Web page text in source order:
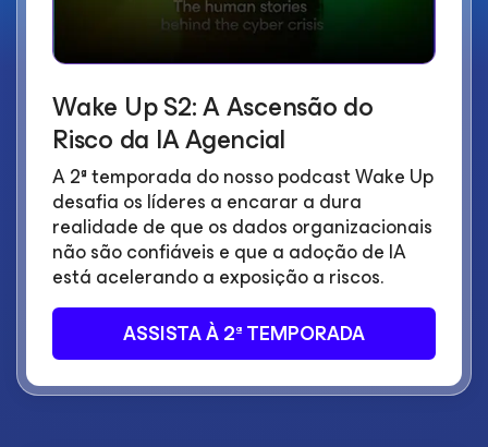
Wake Up S2: A Ascensão do
Risco da IA Agencial
A 2ª temporada do nosso podcast Wake Up
desafia os líderes a encarar a dura
realidade de que os dados organizacionais
não são confiáveis e que a adoção de IA
está acelerando a exposição a riscos.
ASSISTA À 2ª TEMPORADA